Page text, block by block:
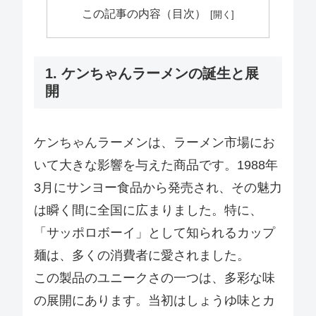
この記事の内容（目次）
1. ケンちゃんラーメンの誕生と展
開
ケンちゃんラーメンは、ラーメン市場にお
いて大きな影響を与えた商品です。1988年
3月にサンヨー食品から発売され、その魅力
は瞬く間に全国に広まりました。特に、
「サッポロボーイ」として知られるカップ
麺は、多くの消費者に愛されました。
この製品のユニークさの一つは、多彩な味
の展開にあります。当初はしょうゆ味とカ